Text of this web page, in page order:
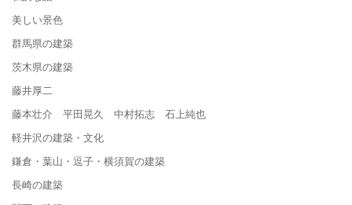
美しい景色
群馬県の建築
茨木県の建築
藤井厚二
藤本壮介 平田晃久 中村拓志 石上純也
軽井沢の建築・文化
鎌倉・葉山・逗子・横須賀の建築
長崎の建築